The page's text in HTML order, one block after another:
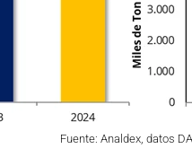
Fuente: Analdex, datos